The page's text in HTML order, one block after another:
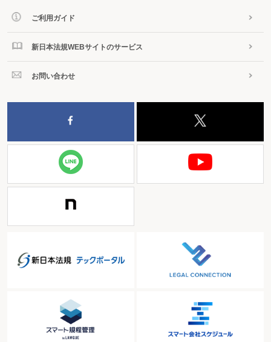
ご利用ガイド
新日本法規WEBサイトのサービス
お問い合わせ